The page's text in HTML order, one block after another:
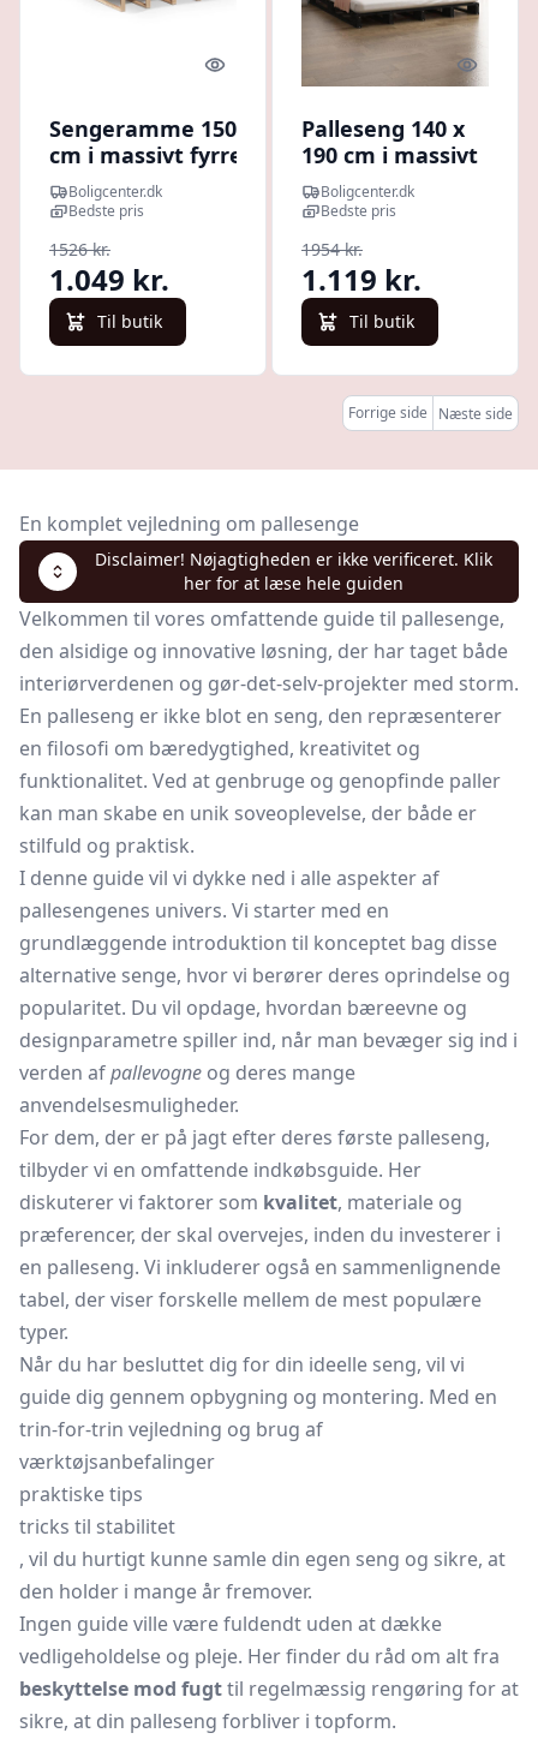
Quick look
Sengeramme 150x200
cm i massivt fyrretræ -
palleseng/platformsseng
uden madras
Boligcenter.dk
Bedste pris
1526 kr.
1.049 kr.
Til butik
Quick
Palleseng 140 x
190 cm i massivt
fyrretræ - sort
Boligcenter.dk
Bedste pris
1954 kr.
1.119 kr.
Til butik
Forrige side Næste side
En komplet vejledning om pallesenge
Disclaimer! Nøjagtigheden er ikke verificeret. Klik
her for at læse hele guiden
Velkommen til vores omfattende guide til pallesenge,
den alsidige og innovative løsning, der har taget både
interiørverdenen og gør-det-selv-projekter med storm.
En palleseng er ikke blot en seng, den repræsenterer
en filosofi om bæredygtighed, kreativitet og
funktionalitet. Ved at genbruge og genopfinde paller
kan man skabe en unik soveoplevelse, der både er
stilfuld og praktisk.
I denne guide vil vi dykke ned i alle aspekter af
pallesengenes univers. Vi starter med en
grundlæggende introduktion til konceptet bag disse
alternative senge, hvor vi berører deres oprindelse og
popularitet. Du vil opdage, hvordan bæreevne og
designparametre spiller ind, når man bevæger sig ind i
verden afpallevogne og deres mange
anvendelsesmuligheder.
For dem, der er på jagt efter deres første palleseng,
tilbyder vi en omfattende indkøbsguide. Her
diskuterer vi faktorer som kvalitet, materiale og
præferencer, der skal overvejes, inden du investerer i
en palleseng. Vi inkluderer også en sammenlignende
tabel, der viser forskelle mellem de mest populære
typer.
Når du har besluttet dig for din ideelle seng, vil vi
guide dig gennem opbygning og montering. Med en
trin-for-trin vejledning og brug af
værktøjsanbefalinger
praktiske tips
tricks til stabilitet
, vil du hurtigt kunne samle din egen seng og sikre, at
den holder i mange år fremover.
Ingen guide ville være fuldendt uden at dække
vedligeholdelse og pleje. Her finder du råd om alt fra
beskyttelse mod fugttil regelmæssig rengøring for at
sikre, at din palleseng forbliver i topform.